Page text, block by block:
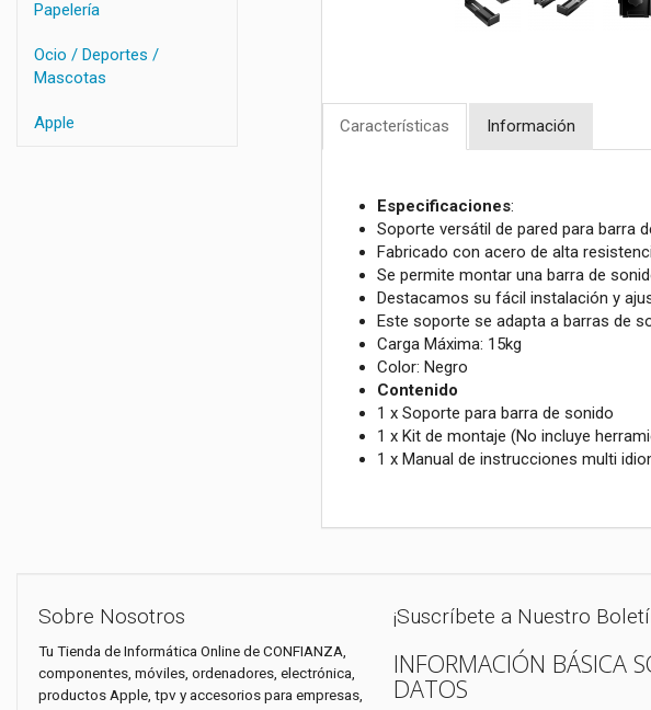
Papelería
Ocio / Deportes /
Mascotas
Apple Características Información
Especificaciones:
Soporte versátil de pared para barra
Fabricado con acero de alta
Se permite montar una barra de
Destacamos su fácil instalación y
Este soporte se adapta a barras de
Carga Máxima: 15kg
Color: Negro
Contenido
1 x Soporte para barra de sonido
1 x Kit de montaje (No incluye
1 x Manual de instrucciones multi
Sobre Nosotros
Tu Tienda de Informática Online de CONFIANZA,
componentes, móviles, ordenadores, electrónica,
productos Apple, tpv y accesorios para empresas,
¡Suscríbete a Nuestro
INFORMACIÓN BÁSICA
DATOS